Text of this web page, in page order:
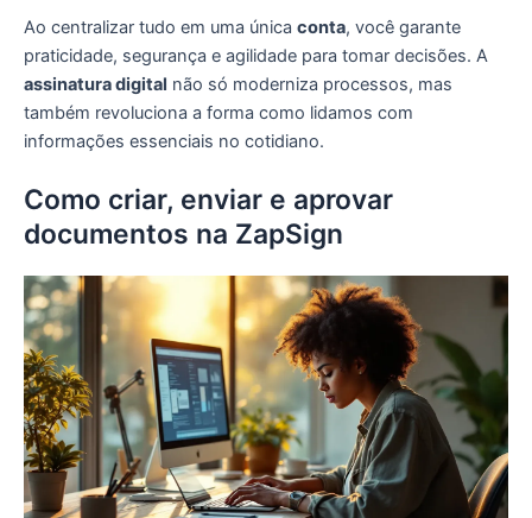
Ao centralizar tudo em uma única conta, você garante
praticidade, segurança e agilidade para tomar decisões. A
assinatura digital não só moderniza processos, mas
também revoluciona a forma como lidamos com
informações essenciais no cotidiano.
Como criar, enviar e aprovar
documentos na ZapSign